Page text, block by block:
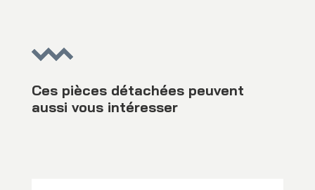
Ces pièces détachées peuvent
aussi vous intéresser